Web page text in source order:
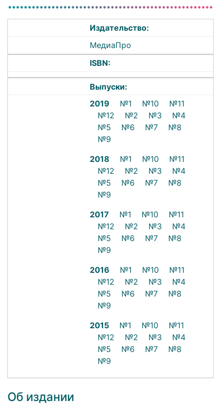
Издательство:
МедиаПро
ISBN:
Выпуски:
2019
№1 №10
№11
№12
№2 №3
№4
№5
№6 №7
№8
№9
2018
№1 №10
№11
№12
№2 №3
№4
№5
№6 №7
№8
№9
2017
№1 №10
№11
№12
№2 №3
№4
№5
№6 №7
№8
№9
2016
№1 №10
№11
№12
№2 №3
№4
№5
№6 №7
№8
№9
2015
№1 №10
№11
№12
№2 №3
№4
№5
№6 №7
№8
№9
Об издании